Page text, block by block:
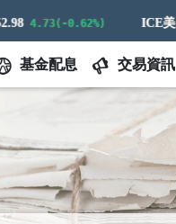
4.73(-0.62%)
基金配息 交易資訊